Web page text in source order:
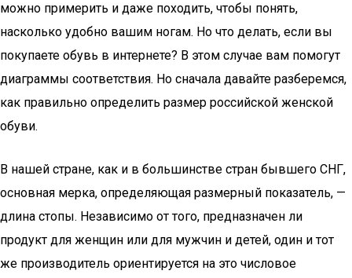
можно примерить и даже походить, чтобы понять,
насколько удобно вашим ногам. Но что делать, если вы
покупаете обувь в интернете? В этом случае вам помогут
диаграммы соответствия. Но сначала давайте разберемся,
как правильно определить размер российской женской
обуви.
В нашей стране, как и в большинстве стран бывшего СНГ,
основная мерка, определяющая размерный показатель, —
длина стопы. Независимо от того, предназначен ли
продукт для женщин или для мужчин и детей, один и тот
же производитель ориентируется на это числовое